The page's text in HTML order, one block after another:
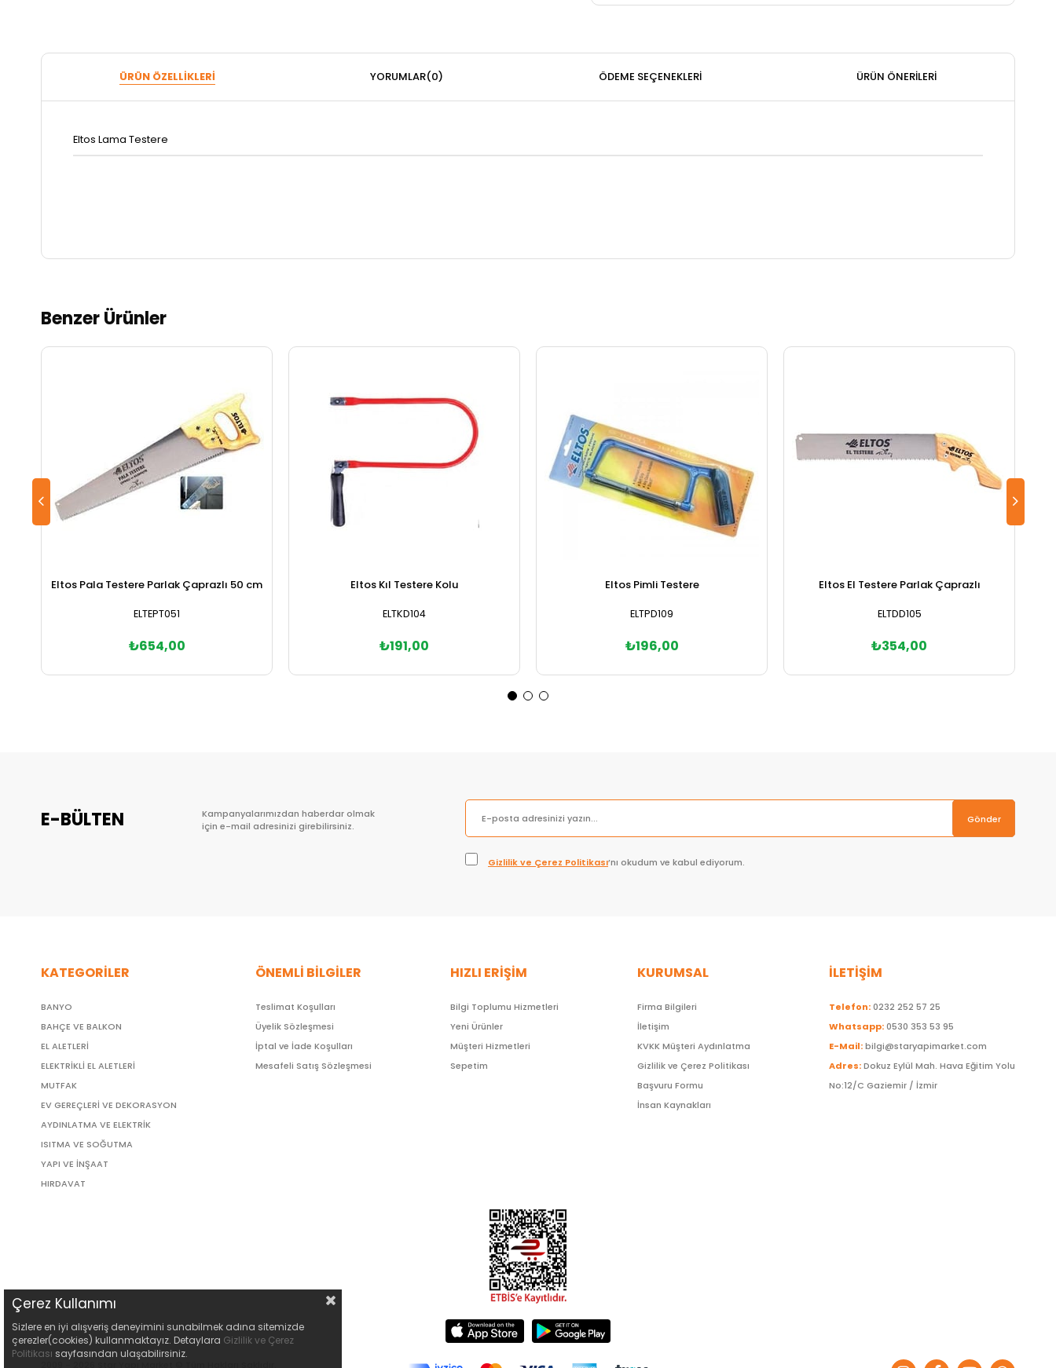
ÜRÜN ÖZELLIKLERI YORUMLAR(0) ÖDEME SEÇENEKLERI ÜRÜN ÖNERILERI
Eltos Lama Testere
Benzer Ürünler
Eltos Pala Testere Parlak Çaprazlı 50 cm
ELTEPT051
₺654,00
Eltos Kıl Testere Kolu
ELTKD104
₺191,00
Eltos Pimli Testere
ELTPD109
₺196,00
Eltos El Testere Parlak Çaprazlı
ELTDD105
₺354,00
E-BÜLTEN
Kampanyalarımızdan haberdar olmak
için e-mail adresinizi girebilirsiniz.
Gönder
Gizlilik ve Çerez Politikası’nı okudum ve kabul ediyorum.
KATEGORİLER
BANYO
BAHÇE VE BALKON
EL ALETLERİ
ELEKTRİKLİ EL ALETLERİ
MUTFAK
EV GEREÇLERİ VE DEKORASYON
AYDINLATMA VE ELEKTRİK
ISITMA VE SOĞUTMA
YAPI VE İNŞAAT
HIRDAVAT
ÖNEMLİ BİLGİLER
Teslimat Koşulları
Üyelik Sözleşmesi
İptal ve İade Koşulları
Mesafeli Satış Sözleşmesi
HIZLI ERİŞİM
Bilgi Toplumu Hizmetleri
Yeni Ürünler
Müşteri Hizmetleri
Sepetim
KURUMSAL
Firma Bilgileri
İletişim
KVKK Müşteri Aydınlatma
Gizlilik ve Çerez Politikası
Başvuru Formu
İnsan Kaynakları
İLETİŞİM
Telefon:0232 252 57 25
Whatsapp:0530 353 53 95
E-Mail:bilgi@staryapimarket.com
Adres:Dokuz Eylül Mah. Hava Eğitim Yolu
No:12/C Gaziemir / İzmir
Çerez Kullanımı
Sizlere en iyi alışveriş deneyimini sunabilmek adına sitemizde
çerezler(cookies) kullanmaktayız. Detaylara Gizlilik ve Çerez
Politikası sayfasından ulaşabilirsiniz.